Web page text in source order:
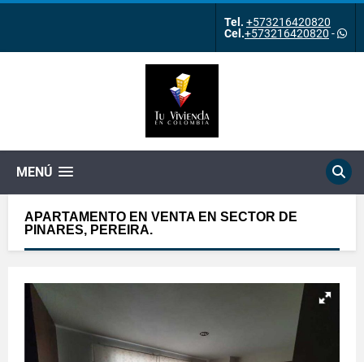
Tel. +573216420820
Cel.+573216420820 -
MENÚ
APARTAMENTO EN VENTA EN SECTOR DE
PINARES, PEREIRA.